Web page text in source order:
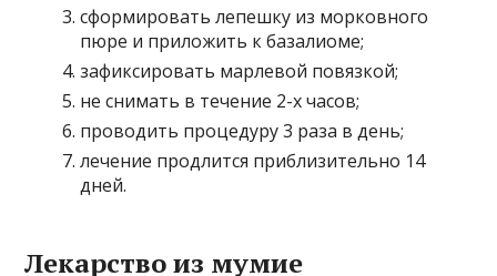
сформировать лепешку из морковного
пюре и приложить к базалиоме;
зафиксировать марлевой повязкой;
не снимать в течение 2-х часов;
проводить процедуру 3 раза в день;
лечение продлится приблизительно 14
дней.
Лекарство из мумие